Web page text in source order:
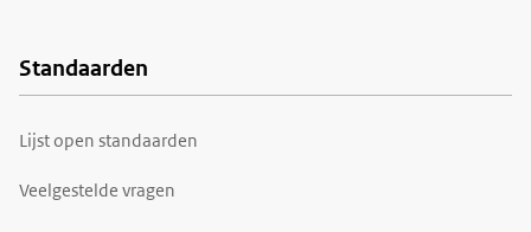
Voet
Standaarden
Lijst open standaarden
Veelgestelde vragen